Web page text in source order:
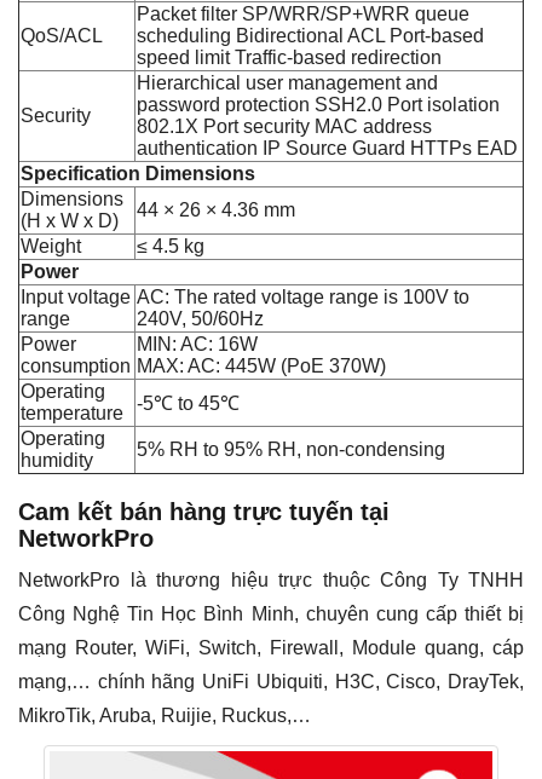
QoS/ACL
Packet filter SP/WRR/SP+WRR queue
scheduling Bidirectional ACL Port-based
speed limit Traffic-based redirection
Security
Hierarchical user management and
password protection SSH2.0 Port isolation
802.1X Port security MAC address
authentication IP Source Guard HTTPs EAD
Specification Dimensions
Dimensions
(H x W x D)
44 × 26 × 4.36 mm
Weight
≤ 4.5 kg
Power
Input voltage
range
AC: The rated voltage range is 100V to
240V, 50/60Hz
Power
consumption
MIN: AC: 16W
MAX: AC: 445W (PoE 370W)
Operating
temperature
-5℃ to 45℃
Operating
humidity
5% RH to 95% RH, non-condensing
Cam kết bán hàng trực tuyến tại
NetworkPro
NetworkPro là thương hiệu trực thuộc Công Ty TNHH
Công Nghệ Tin Học Bình Minh, chuyên cung cấp thiết bị
mạng Router, WiFi, Switch, Firewall, Module quang, cáp
mạng,… chính hãng UniFi Ubiquiti, H3C, Cisco, DrayTek,
MikroTik, Aruba, Ruijie, Ruckus,…